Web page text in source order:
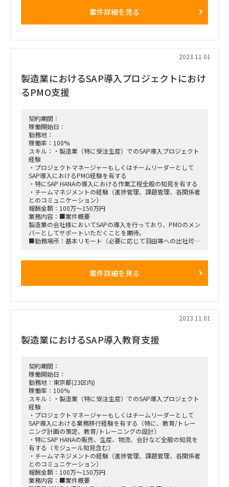
案件詳細を見る
2023.11.01
製造業におけるSAP導入プロジェクトにおけ
るPMO支援
契約期間：
稼働開始日：
勤務地：
稼働率：100%
スキル：・製造業（特に受注生産）でのSAP導入プロジェクト
経験
・プロジェクトマネージャーもしくはチームリーダーとして
SAP導入におけるPMO経験を有する
・特にSAP HANAの導入における作業工程全般の知見を有する
・チームマネジメントの経験（進捗管理、課題管理、各関係者
とのコミュニケーション）
報酬金額：100万～150万円
業務内容：■案件概要
製造業の会社様においてSAPの導入を行っており、PMOのメン
バーとしてサポートいただくことを期待。
■勤務場所：基本リモート（必要に応じて羽田等への出社可能
案件詳細を見る
2023.11.01
製造業におけるSAP導入教育支援
契約期間：
稼働開始日：
勤務地：東京都(23区内)
稼働率：100%
スキル：・製造業（特に受注生産）でのSAP導入プロジェクト
経験
・プロジェクトマネージャーもしくはチームリーダーとして
SAP導入における業務移行経験を有する（特に、教育/トレー
ニング計画の策定、教育/トレーニングの設計）
・特にSAP HANAの販売、生産、物流、会計など全般の知見を
有する（モジュール知見含む）
・チームマネジメントの経験（進捗管理、課題管理、各関係者
とのコミュニケーション）
報酬金額：100万～150万円
業務内容：■案件概要